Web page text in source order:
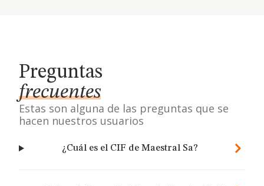
Preguntas
frecuentes
Estas son alguna de las preguntas que se
hacen nuestros usuarios
¿Cuál es el CIF de Maestral Sa?